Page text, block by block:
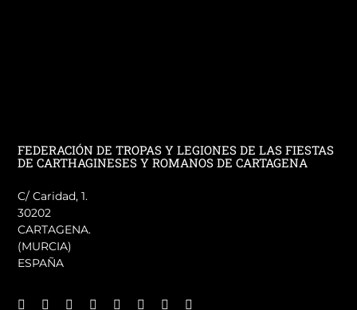
FEDERACIÓN DE TROPAS Y LEGIONES DE LAS FIESTAS
DE CARTHAGINESES Y ROMANOS DE CARTAGENA
C/ Caridad, 1.
30202
CARTAGENA.
(MURCIA)
ESPAÑA